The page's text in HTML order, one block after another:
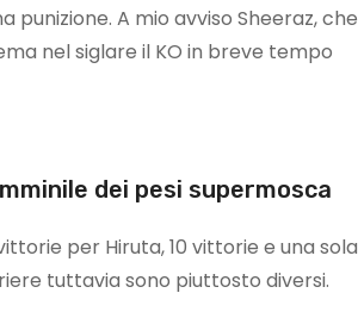
A mio avviso Sheeraz, che
nel siglare il KO in breve tempo
dei pesi supermosca
per Hiruta, 10 vittorie e una sola
tuttavia sono piuttosto diversi.